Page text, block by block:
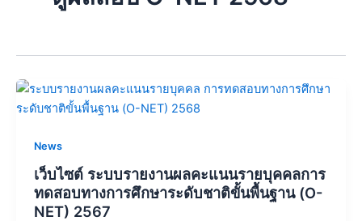
News
เว็บไซต์ ระบบรายงานผลคะแนนรายบุคคลการ
ทดสอบทางการศึกษาระดับชาติขั้นพื้นฐาน (O-
NET) 2567